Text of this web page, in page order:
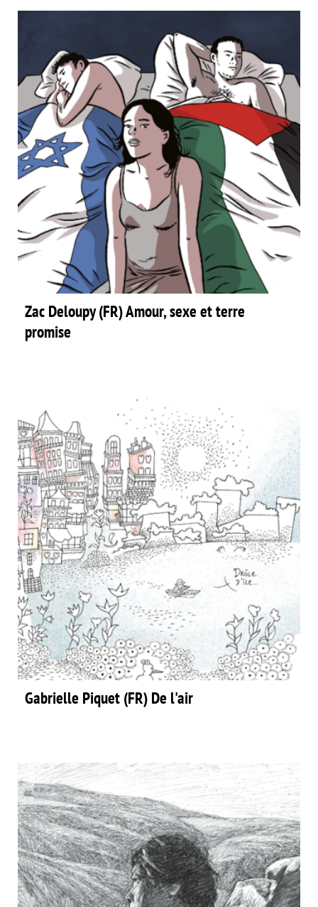
Zac Deloupy (FR) Amour, sexe et terre
promise
Gabrielle Piquet (FR) De l'air